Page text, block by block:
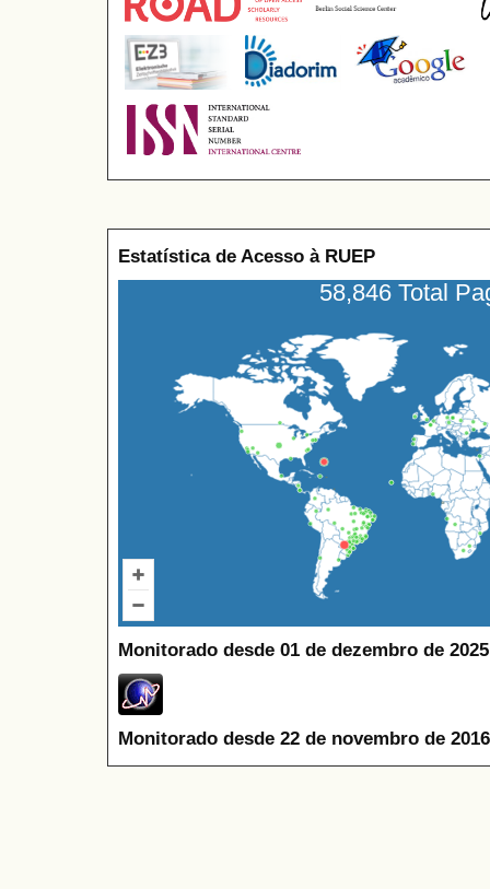
Estatística de Acesso à RUEP
58,846 Total
Monitorado desde 01 de dezembro de
Monitorado desde 22 de novembro de